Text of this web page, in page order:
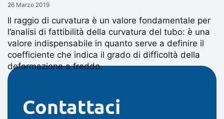
26 Marzo 2019
Il raggio di curvatura è un valore fondamentale per
l’analisi di fattibilità della curvatura del tubo: è una
valore indispensabile in quanto serve a definire il
coefficiente che indica il grado di difficoltà della
deformazione a freddo.
Contattaci